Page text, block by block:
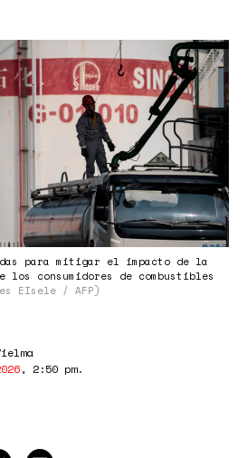
para mitigar el impacto de la
consumidores de combustibles
EIsele / AFP)
, 2:50 pm.